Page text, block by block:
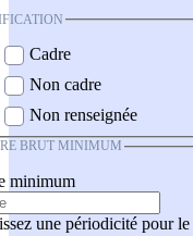
Cadre
Non cadre
Non renseignée
BRUT MINIMUM
minimum
une périodicité pour le